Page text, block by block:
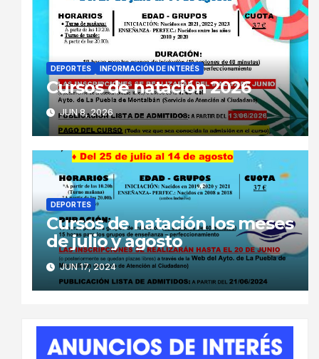
DEPORTES INFORMACIÓN DE INTERÉS
Cursos de natación 2026
JUN 8, 2026
DEPORTES
Cursos de natación los meses
de julio y agosto
JUN 17, 2024